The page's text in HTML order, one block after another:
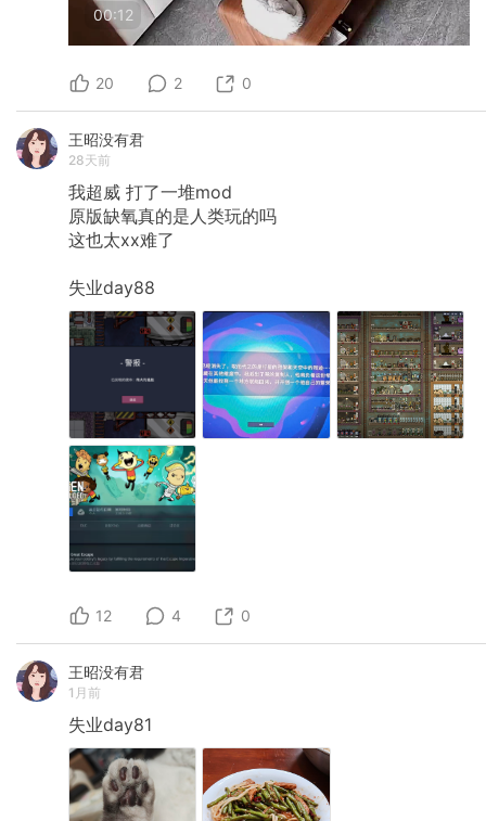
00:12
20 2 0
王昭没有君
28天前
我超威 打了一堆mod
原版缺氧真的是人类玩的吗
这也太xx难了
失业day88
12 4 0
王昭没有君
1月前
失业day81